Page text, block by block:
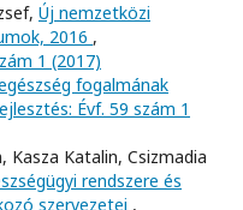
Új nemzetközi
2016 ,
1 (2017)
fogalmának
Évf. 59 szám 1
Kasza Katalin, Csizmadia
rendszere és
szervezetei ,